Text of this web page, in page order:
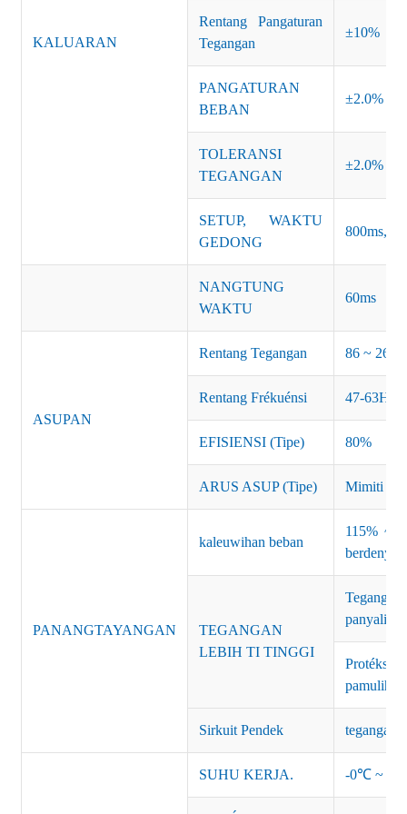
KALUARAN
Rentang Pangaturan
Tegangan
±10%
PANGATURAN
BEBAN
±2.0%
TOLERANSI
TEGANGAN
±2.0%
SETUP, WAKTU
GEDONG
800ms,
NANGTUNG
WAKTU
60ms
ASUPAN
Rentang Tegangan 86 ~
Rentang Frékuénsi 47-63Hz
EFISIENSI (Tipe) 80%
ARUS ASUP (Tipe) Mimiti
PANANGTAYANGAN
kaleuwihan beban
115% ~
berdenyut
TEGANGAN
LEBIH TI TINGGI
Protéksi:
Sirkuit Pendek tegangan
SUHU KERJA. -0℃ ~